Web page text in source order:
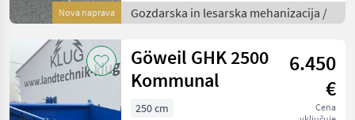
Nova naprava
Laden verwendbar.
Umfangreiche Auss
Gozdarska in lesarska mehanizacija /
Göweil GHK 2500
Kommunal
6.450
€
Cena
250 cm